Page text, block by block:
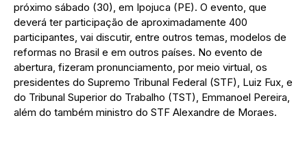
próximo sábado (30), em Ipojuca (PE). O evento, que
deverá ter participação de aproximadamente 400
participantes, vai discutir, entre outros temas, modelos de
reformas no Brasil e em outros países. No evento de
abertura, fizeram pronunciamento, por meio virtual, os
presidentes do Supremo Tribunal Federal (STF), Luiz Fux, e
do Tribunal Superior do Trabalho (TST), Emmanoel Pereira,
além do também ministro do STF Alexandre de Moraes.